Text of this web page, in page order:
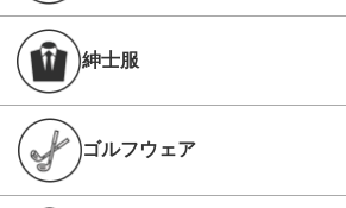
紳士服
ゴルフウェア